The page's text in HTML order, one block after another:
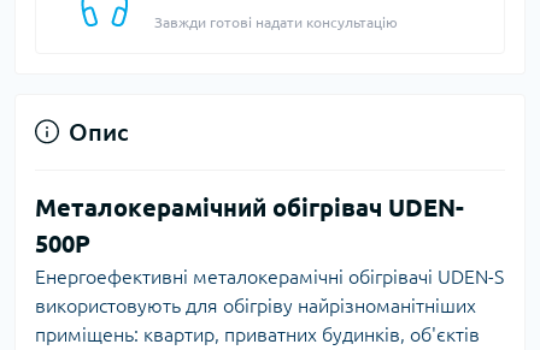
Завжди готові надати консультацію
Опис
Металокерамічний обігрівач UDEN-
500P
Енергоефективні металокерамічні обігрівачі UDEN-S
використовують для обігріву найрізноманітніших
приміщень: квартир, приватних будинків, об'єктів